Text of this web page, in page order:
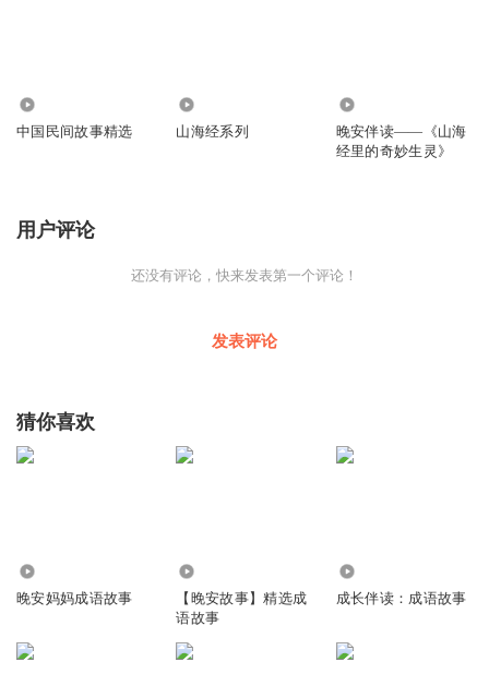
中国民间故事精选 山海经系列
晚安伴读——《山海
经里的奇妙生灵》
用户评论
还没有评论，快来发表第一个评论！
发表评论
猜你喜欢
晚安妈妈成语故事
【晚安故事】精选成
语故事
成长伴读：成语故事